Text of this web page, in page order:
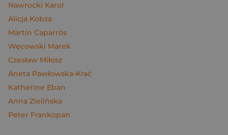
Nawrocki Karol
Alicja Kobza
Martín Caparrós
Węcowski Marek
Czesław Miłosz
Aneta Pawłowska-Krać
Katherine Eban
Anna Zielińska
Peter Frankopan